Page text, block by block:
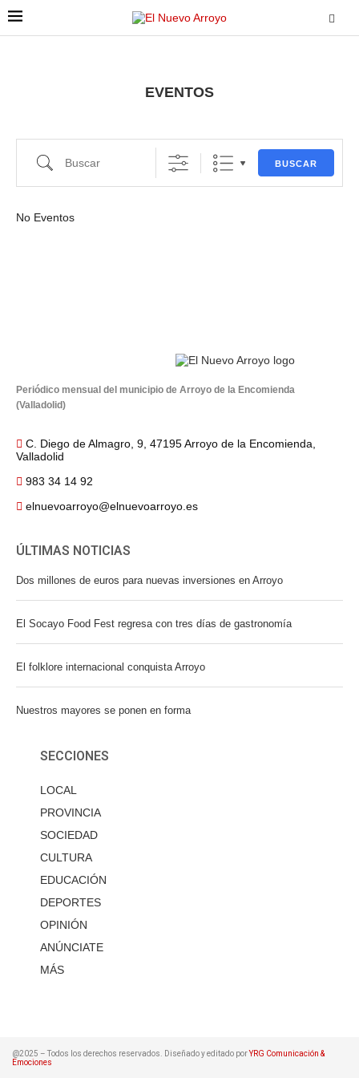
EVENTOS
BUSCAR
No Eventos
Periódico mensual del municipio de Arroyo de la Encomienda
(Valladolid)
C. Diego de Almagro, 9, 47195 Arroyo de la Encomienda,
Valladolid
983 34 14 92
elnuevoarroyo@elnuevoarroyo.es
ÚLTIMAS NOTICIAS
Dos millones de euros para nuevas inversiones en Arroyo
El Socayo Food Fest regresa con tres días de gastronomía
El folklore internacional conquista Arroyo
Nuestros mayores se ponen en forma
SECCIONES
LOCAL
PROVINCIA
SOCIEDAD
CULTURA
EDUCACIÓN
DEPORTES
OPINIÓN
ANÚNCIATE
MÁS
@2025 – Todos los derechos reservados. Diseñado y editado porYRG Comunicación &
Emociones